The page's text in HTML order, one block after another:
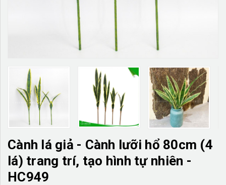
Cành lá giả - Cành lưỡi hổ 80cm (4
lá) trang trí, tạo hình tự nhiên -
HC949